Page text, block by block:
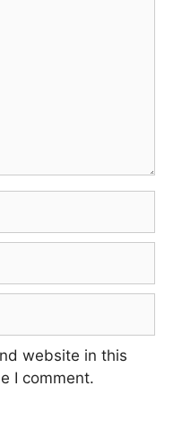
website in this
I comment.